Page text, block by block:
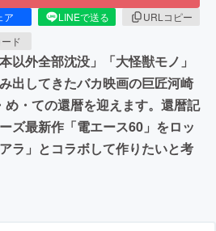
ア LINEで送る
URLコピー
ド
以外全部沈没」「大怪獣モノ」
出してきたバカ映画の巨匠河崎
・ての還暦を迎えます。還暦記
ズ最新作「電エース60」をロッ
ラ」とコラボして作りたいと考